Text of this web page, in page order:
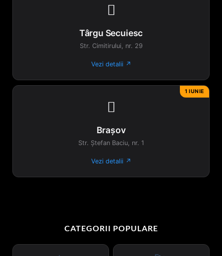

Târgu Secuiesc
Str. Cimitirului, nr. 29
Vezi detalii ↗
1 IUNIE

Brașov
Str. Ștefan Baciu, nr. 1
Vezi detalii ↗
CATEGORII POPULARE